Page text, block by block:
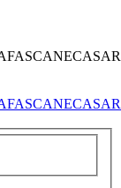
CANECASAR
CANECASAR